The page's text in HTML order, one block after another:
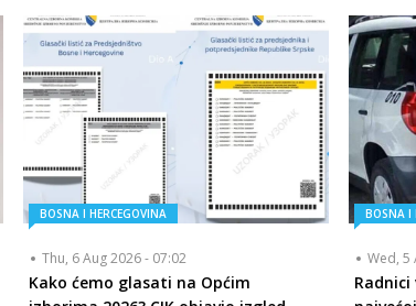
BOSNA I HERCEGOVINA
Thu, 6 Aug 2026 - 07:02
Kako ćemo glasati na Općim
BOSNA I
Wed, 5